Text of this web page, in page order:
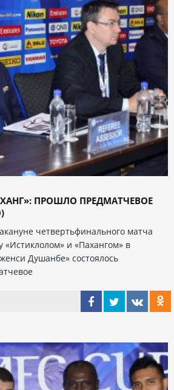
ПРОШЛО ПРЕДМАТЧЕВОЕ
четвертьфинального матча
и «Пахангом» в
Душанбе» состоялось